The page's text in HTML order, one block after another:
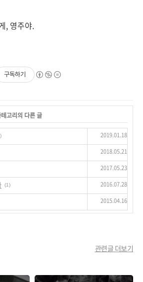
, 영주야.
구독하기
고리의 다른 글
2019.01.18
2018.05.21
2017.05.23
(1) 2016.07.28
2015.04.16
관련글 더보기